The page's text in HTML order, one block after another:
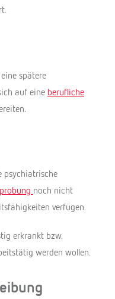
spätere
auf eine berufliche
psychiatrische
noch nicht
verfügen.
erkrankt bzw.
werden wollen.